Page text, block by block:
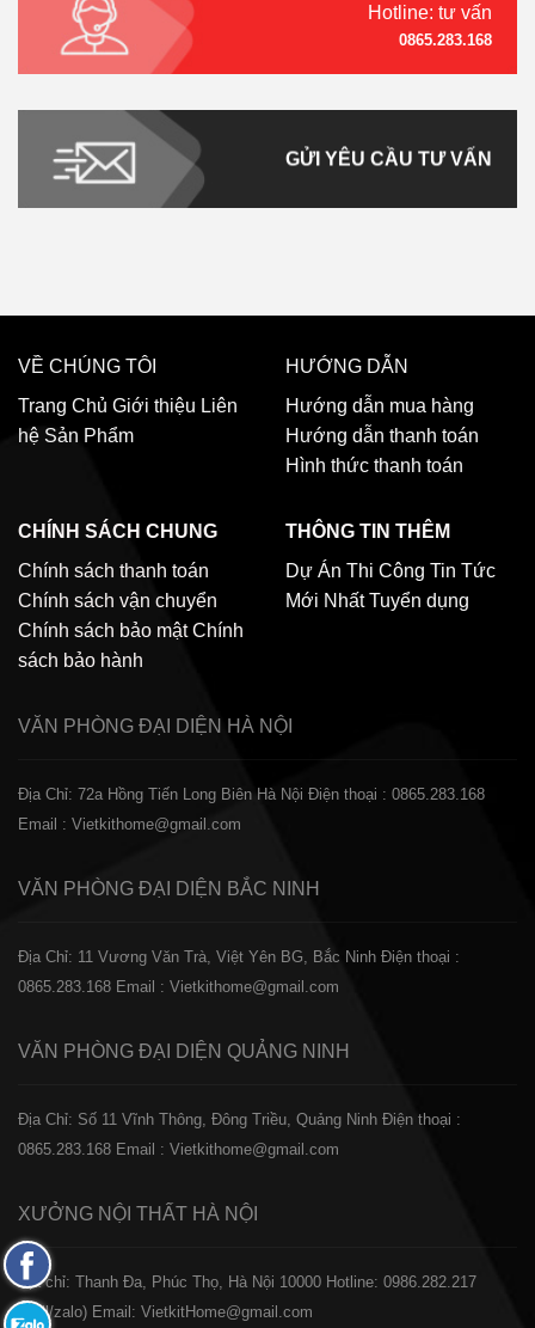
Hotline: tư vấn
0865.283.168
GỬI YÊU CẦU TƯ VẤN
VỀ CHÚNG TÔI
Trang Chủ Giới thiệu Liên
hệ Sản Phẩm
HƯỚNG DẪN
Hướng dẫn mua hàng
Hướng dẫn thanh toán
Hình thức thanh toán
CHÍNH SÁCH CHUNG
Chính sách thanh toán
Chính sách vận chuyển
Chính sách bảo mật Chính
sách bảo hành
THÔNG TIN THÊM
Dự Án Thi Công Tin Tức
Mới Nhất Tuyển dụng
VĂN PHÒNG ĐẠI DIỆN HÀ NỘI
Địa Chỉ: 72a Hồng Tiến Long Biên Hà Nội Điện thoại : 0865.283.168
Email : Vietkithome@gmail.com
VĂN PHÒNG ĐẠI DIỆN BẮC NINH
Địa Chỉ: 11 Vương Văn Trà, Việt Yên BG, Bắc Ninh Điện thoại :
0865.283.168 Email : Vietkithome@gmail.com
VĂN PHÒNG ĐẠI DIỆN QUẢNG NINH
Địa Chỉ: Số 11 Vĩnh Thông, Đông Triều, Quảng Ninh Điện thoại :
0865.283.168 Email : Vietkithome@gmail.com
XƯỞNG NỘI THẤT HÀ NỘI
️Địa chỉ: Thanh Đa, Phúc Thọ, Hà Nội 10000 Hotline: 0986.282.217
(Call/zalo) Email: VietkitHome@gmail.com
Fanpage
Facebook